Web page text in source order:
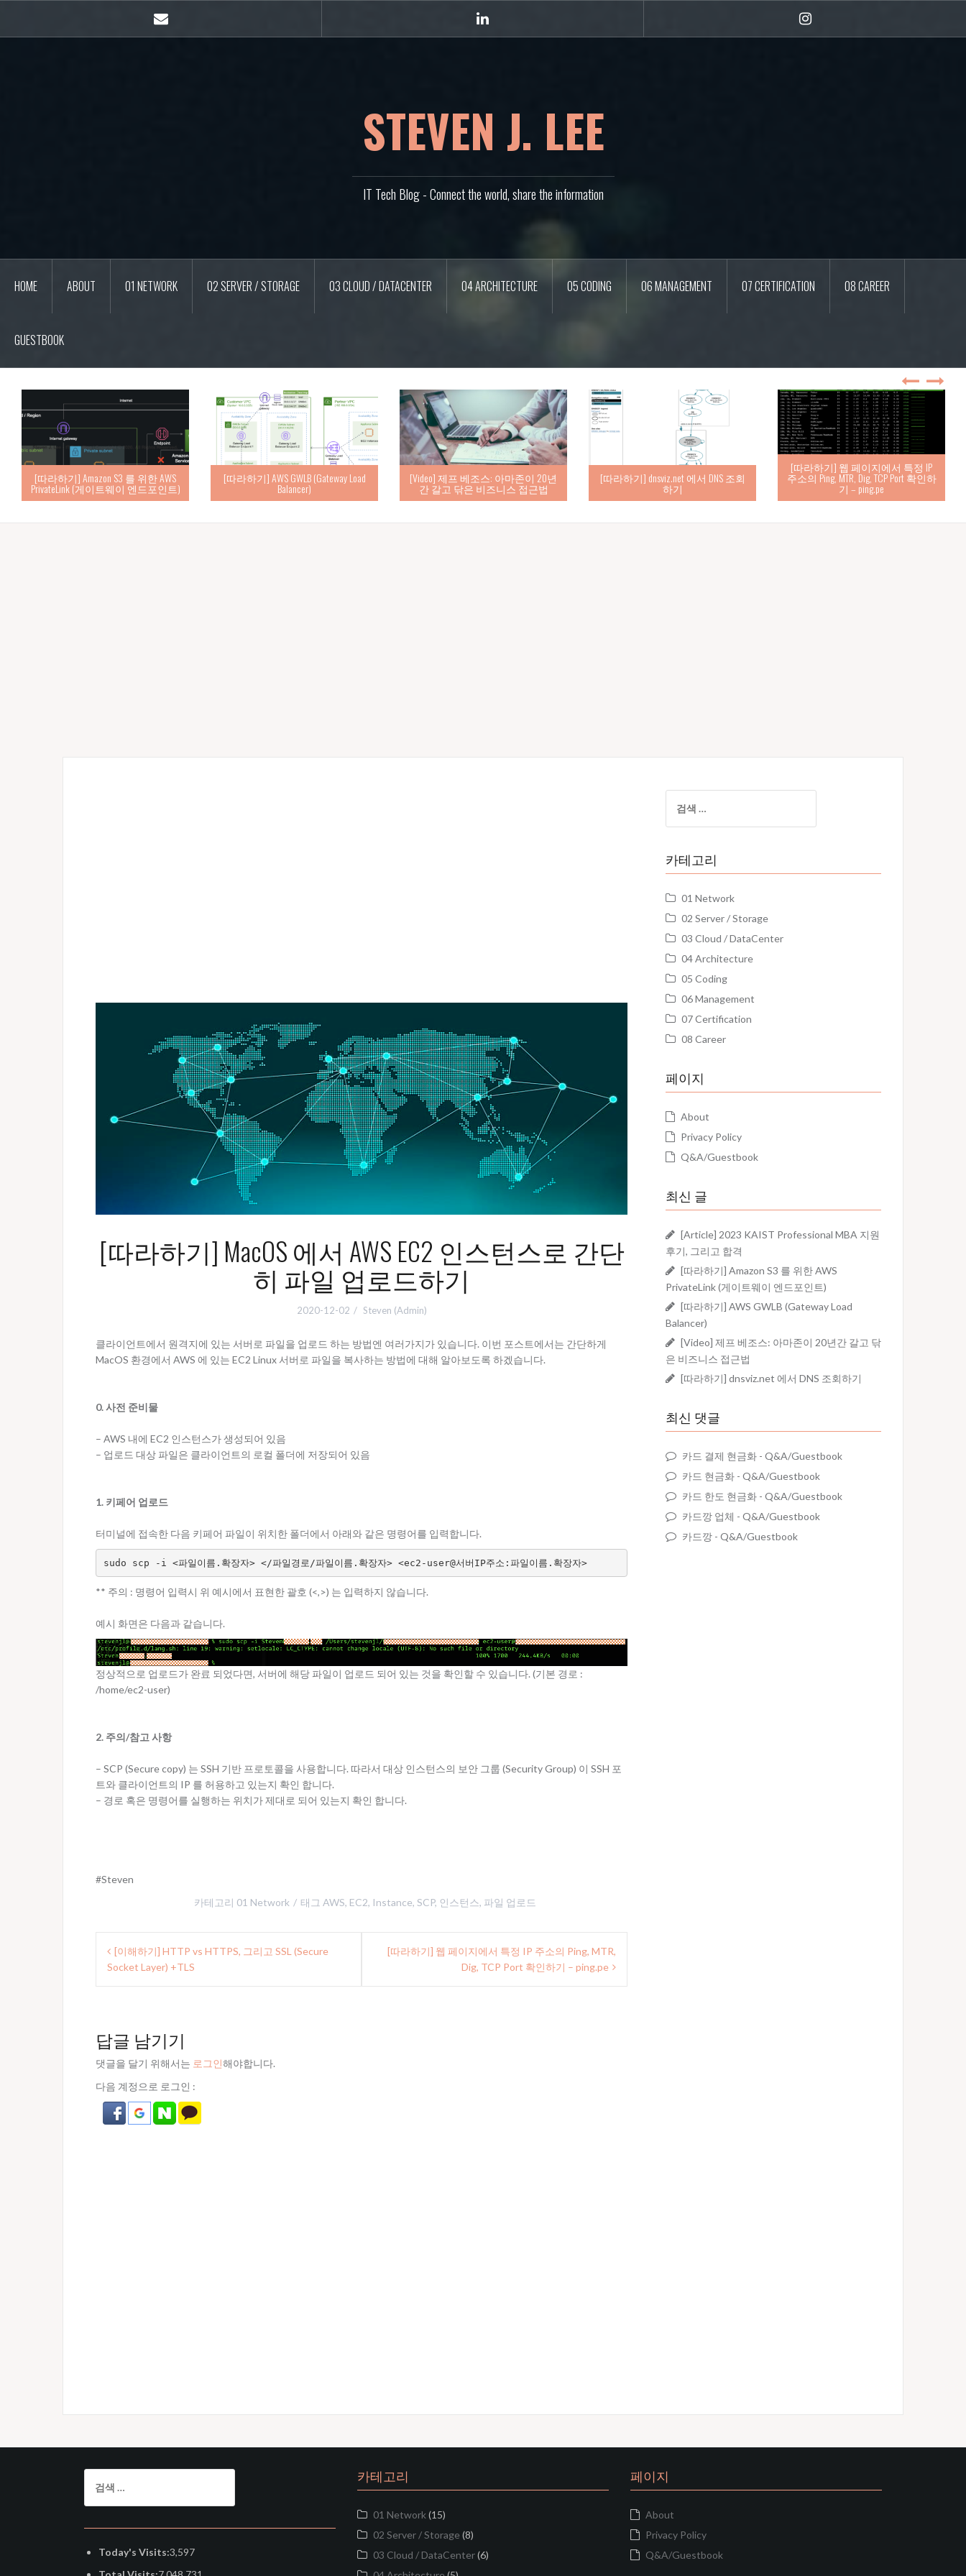
츠
mail
STEVEN J. LEE
IT Tech Blog - Connect the world, share the information
HOME ABOUT 01 NETWORK 02 SERVER / STORAGE 03 CLOUD / DATACENTER 04 ARCHITECTURE 05 CODING 06 MANAGEMENT 07 CERTIFICATION 08 CAREER
GUESTBOOK
[따라하기] Amazon S3 를 위한 AWS
PrivateLink (게이트웨이 엔드포인트)
[따라하기] AWS GWLB (Gateway Load
Balancer)
[Video] 제프 베조스: 아마존이 20년
간 갈고 닦은 비즈니스 접근법
[따라하기] dnsviz.net 에서 DNS 조회
하기
[따라하기] 웹 페이지에서 특정 IP
주소의 Ping, MTR, Dig, TCP Port 확인하
기 – ping.pe
[따라하기] MacOS 에서 AWS EC2 인스턴스로 간단
히 파일 업로드하기
2020-12-02 Steven (Admin)
클라이언트에서 원격지에 있는 서버로 파일을 업로드 하는 방법엔 여러가지가 있습니다. 이번 포스트에서는 간단하게
MacOS 환경에서 AWS 에 있는 EC2 Linux 서버로 파일을 복사하는 방법에 대해 알아보도록 하겠습니다.
0. 사전 준비물
– AWS 내에 EC2 인스턴스가 생성되어 있음
– 업로드 대상 파일은 클라이언트의 로컬 폴더에 저장되어 있음
1. 키페어 업로드
터미널에 접속한 다음 키페어 파일이 위치한 폴더에서 아래와 같은 명령어를 입력합니다.
sudo scp -i <파일이름.확장자> </파일경로/파일이름.확장자> <ec2-user@서버IP주소:파일이름.확장자>
** 주의 : 명령어 입력시 위 예시에서 표현한 괄호 (<,>) 는 입력하지 않습니다.
예시 화면은 다음과 같습니다.
정상적으로 업로드가 완료 되었다면, 서버에 해당 파일이 업로드 되어 있는 것을 확인할 수 있습니다. (기본 경로 :
/home/ec2-user)
2. 주의/참고 사항
– SCP (Secure copy) 는 SSH 기반 프로토콜을 사용합니다. 따라서 대상 인스턴스의 보안 그룹 (Security Group) 이 SSH 포
트와 클라이언트의 IP 를 허용하고 있는지 확인 합니다.
– 경로 혹은 명령어를 실행하는 위치가 제대로 되어 있는지 확인 합니다.
#Steven
카테고리 01 Network 태그 AWS, EC2, Instance, SCP, 인스턴스, 파일 업로드
글
내
이
션
[이해하기] HTTP vs HTTPS, 그리고 SSL (Secure
Socket Layer) +TLS
[따라하기] 웹 페이지에서 특정 IP 주소의 Ping, MTR,
Dig, TCP Port 확인하기 – ping.pe
답글 남기기
댓글을 달기 위해서는 로그인해야합니다.
다음 계정으로 로그인 :
색:
카테고리
01 Network
02 Server / Storage
03 Cloud / DataCenter
04 Architecture
05 Coding
06 Management
07 Certification
08 Career
페이지
About
Privacy Policy
Q&A/Guestbook
최신 글
[Article] 2023 KAIST Professional MBA 지원
후기, 그리고 합격
[따라하기] Amazon S3 를 위한 AWS
PrivateLink (게이트웨이 엔드포인트)
[따라하기] AWS GWLB (Gateway Load
Balancer)
[Video] 제프 베조스: 아마존이 20년간 갈고 닦
은 비즈니스 접근법
[따라하기] dnsviz.net 에서 DNS 조회하기
최신 댓글
카드 결제 현금화 - Q&A/Guestbook
카드 현금화 - Q&A/Guestbook
카드 한도 현금화 - Q&A/Guestbook
카드깡 업체 - Q&A/Guestbook
카드깡 - Q&A/Guestbook
색:
Today's Visits:3,597
카테고리
01 Network (15)
02 Server / Storage (8)
03 Cloud / DataCenter(6)
페이지
About
Privacy Policy
Q&A/Guestbook